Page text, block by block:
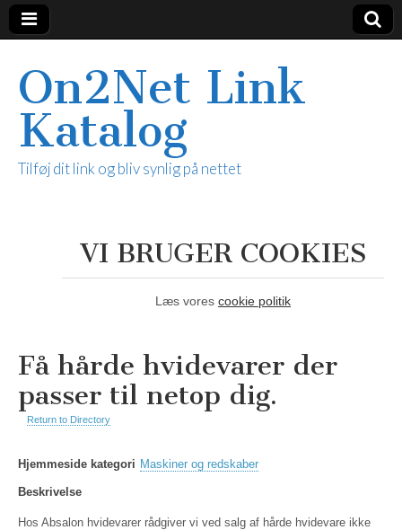
On2Net Link
Katalog
Tilføj dit link og bliv synlig på nettet
VI BRUGER COOKIES
Læs vores cookie politik
Få hårde hvidevarer der
passer til netop dig.
Return to Directory
Hjemmeside kategori Maskiner og redskaber
Beskrivelse
Hos Absalon hvidevarer rådgiver vi ved salg af hårde hvidevare ikke